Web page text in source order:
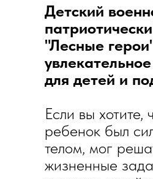
Детский
"Лесные
для детей и
Если вы хотите,
ребенок был
телом, мог
жизненные